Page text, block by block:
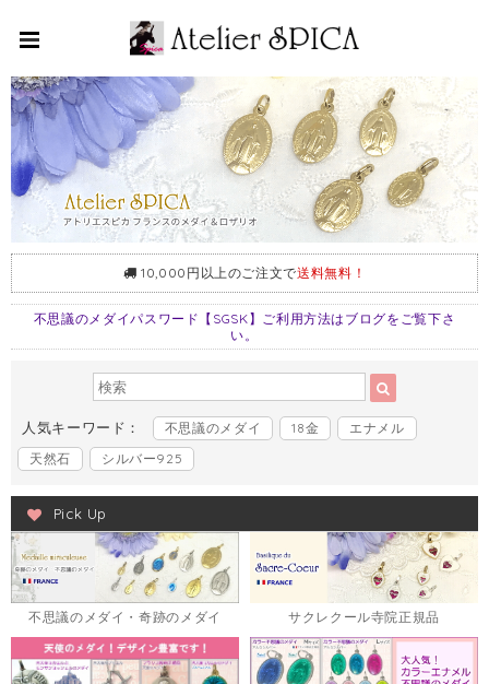
10,000円以上のご注文で送料無料！
不思議のメダイパスワード【SGSK】ご利用方法はブログをご覧下さ
い。
人気キーワード： 不思議のメダイ 18金
エナメル
天然石
シルバー925
Pick Up
不思議のメダイ・奇跡のメダイ サクレクール寺院正規品